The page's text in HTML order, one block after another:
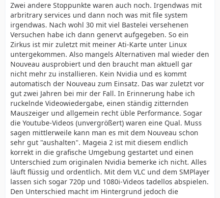
Zwei andere Stoppunkte waren auch noch. Irgendwas mit
arbritrary services und dann noch was mit file system
irgendwas. Nach wohl 30 mit viel Bastelei versehenen
Versuchen habe ich dann genervt aufgegeben. So ein
Zirkus ist mir zuletzt mit meiner Ati-Karte unter Linux
untergekommen. Also mangels Alternativen mal wieder den
Nouveau ausprobiert und den braucht man aktuell gar
nicht mehr zu installieren. Kein Nvidia und es kommt
automatisch der Nouveau zum Einsatz. Das war zuletzt vor
gut zwei Jahren bei mir der Fall. In Erinnerung habe ich
ruckelnde Videowiedergabe, einen ständig zitternden
Mauszeiger und allgemein recht üble Performance. Sogar
die Youtube-Videos (unvergrößert) waren eine Qual. Muss
sagen mittlerweile kann man es mit dem Nouveau schon
sehr gut "aushalten". Mageia 2 ist mit diesem endlich
korrekt in die grafische Umgebung gestartet und einen
Unterschied zum originalen Nvidia bemerke ich nicht. Alles
läuft flüssig und ordentlich. Mit dem VLC und dem SMPlayer
lassen sich sogar 720p und 1080i-Videos tadellos abspielen.
Den Unterschied macht im Hintergrund jedoch die